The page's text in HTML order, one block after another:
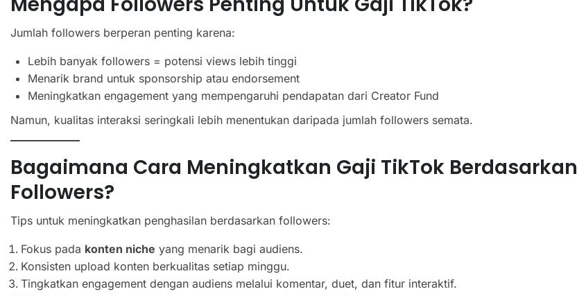
Jumlah followers berperan penting karena:
Lebih banyak followers = potensi views lebih tinggi
Menarik brand untuk sponsorship atau endorsement
Meningkatkan engagement yang mempengaruhi pendapatan dari Creator Fund
Namun, kualitas interaksi seringkali lebih menentukan daripada jumlah followers semata.
Bagaimana Cara Meningkatkan Gaji TikTok Berdasarkan
Followers?
Tips untuk meningkatkan penghasilan berdasarkan followers:
Fokus pada konten niche yang menarik bagi audiens.
Konsisten upload konten berkualitas setiap minggu.
Tingkatkan engagement dengan audiens melalui komentar, duet, dan fitur interaktif.